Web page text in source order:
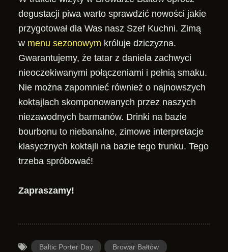
degustacji piwa warto sprawdzić nowości jakie
przygotował dla Was nasz Szef Kuchni. Zimą
w menu sezonowym króluje dziczyzna.
Gwarantujemy, że tatar z daniela zachwyci
nieoczekiwanymi połączeniami i pełnią smaku.
Nie można zapomnieć również o najnowszych
koktajlach skomponowanych przez naszych
niezawodnych barmanów. Drinki na bazie
bourbonu to niebanalne, zimowe interpretacje
klasycznych koktajli na bazie tego trunku. Tego
trzeba spróbować!
Zapraszamy!
Baltic Porter Day Browar Bałtów